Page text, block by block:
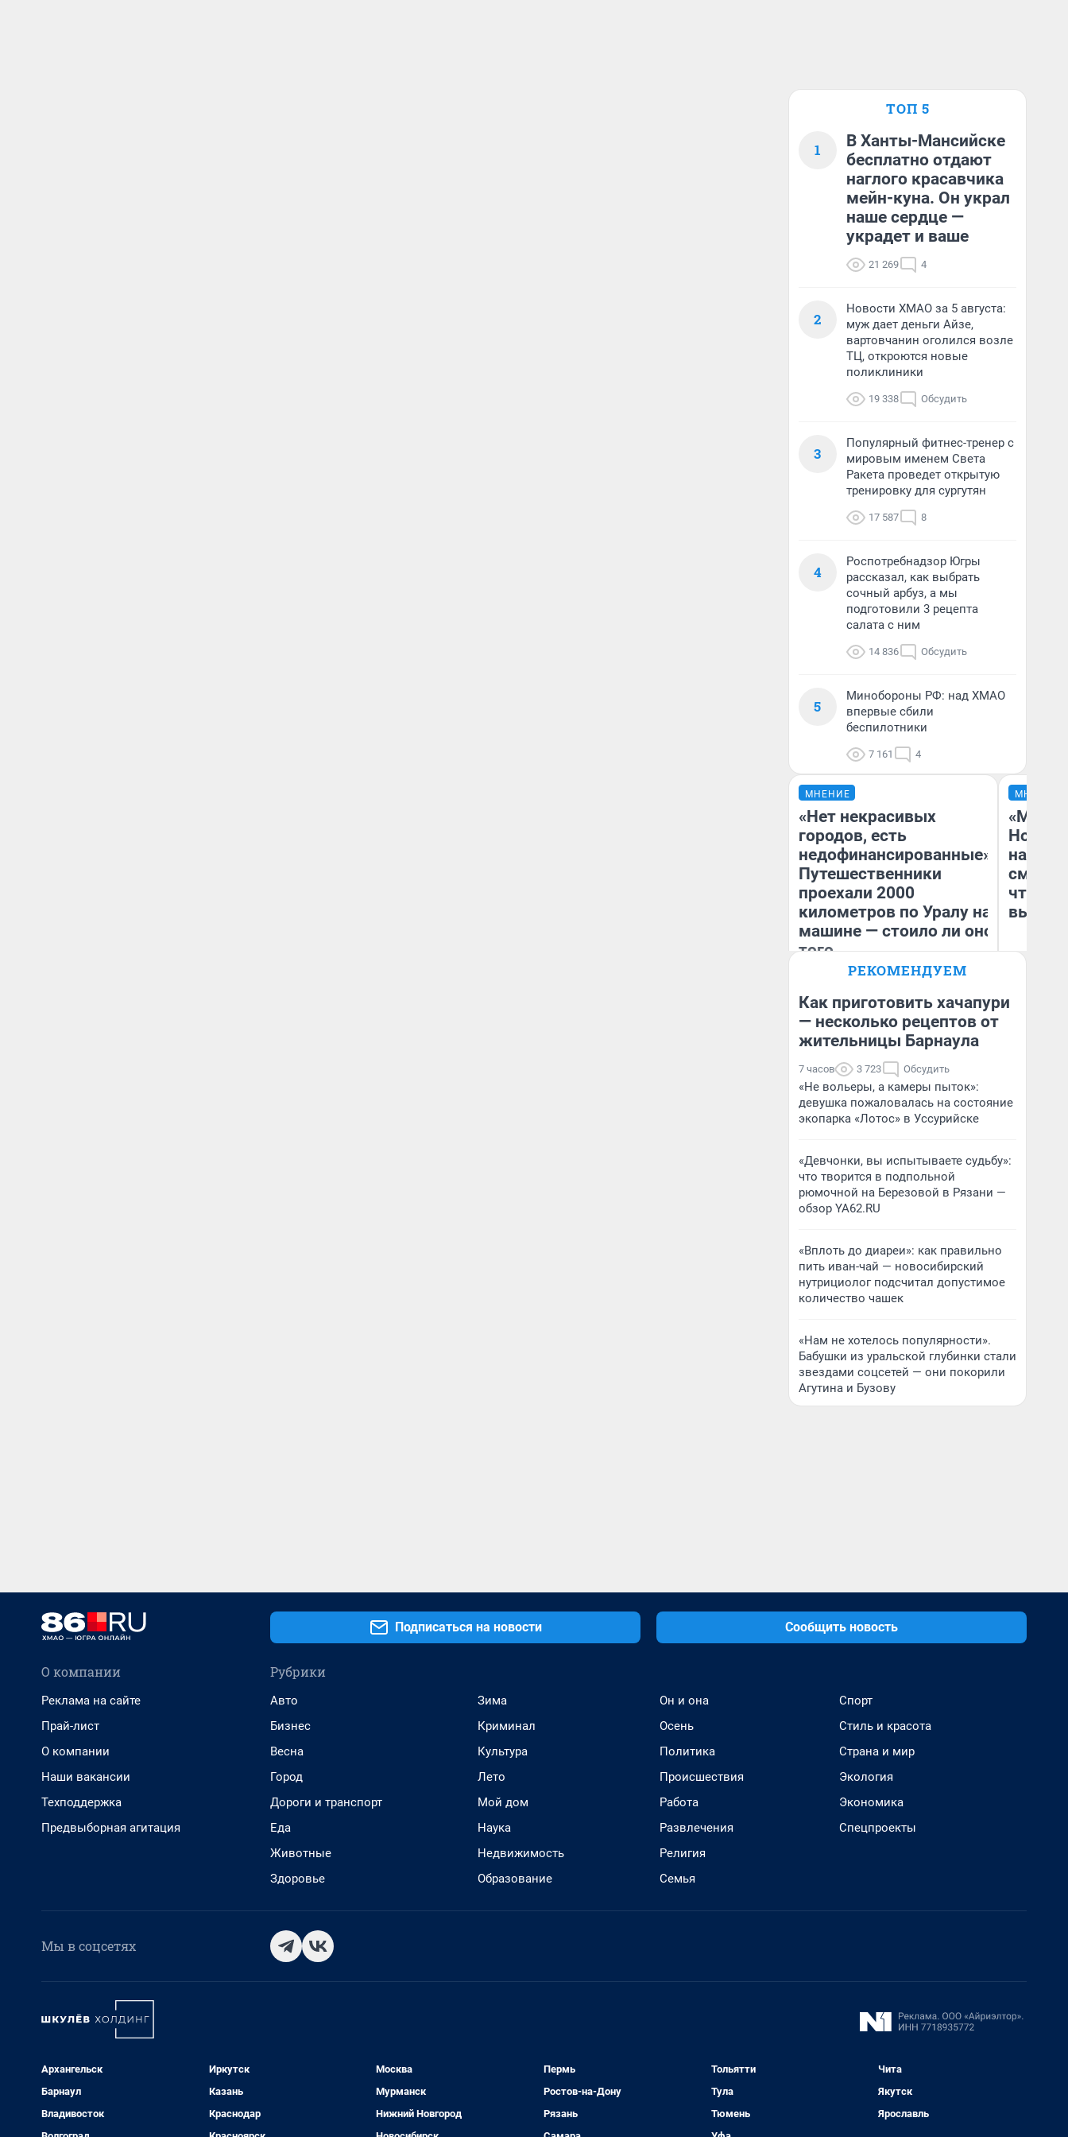
ТОП 5
1
В Ханты-Мансийске
бесплатно отдают
наглого красавчика
мейн-куна. Он украл
наше сердце —
украдет и ваше
21 269 4
2
Новости ХМАО за 5 августа:
муж дает деньги Айзе,
вартовчанин оголился возле
ТЦ, откроются новые
поликлиники
19 338 Обсудить
3
Популярный фитнес-тренер с
мировым именем Света
Ракета проведет открытую
тренировку для сургутян
17 587 8
4
Роспотребнадзор Югры
рассказал, как выбрать
сочный арбуз, а мы
подготовили 3 рецепта
салата с ним
14 836 Обсудить
5
Минобороны РФ: над ХМАО
впервые сбили
беспилотники
7 161 4
МНЕНИЕ
«Нет некрасивых
городов, есть
недофинансированные».
Путешественники
проехали 2000
километров по Уралу на
машине — стоило ли оно
того
Екатерина Литкевич
МНЕНИЕ
«Мы
чтобы
РЕКОМЕНДУЕМ
Как приготовить хачапури
— несколько рецептов от
жительницы Барнаула
7 часов 3 723 Обсудить
«Не вольеры, а камеры пыток»:
девушка пожаловалась на состояние
экопарка «Лотос» в Уссурийске
«Девчонки, вы испытываете судьбу»:
что творится в подпольной
рюмочной на Березовой в Рязани —
обзор YA62.RU
«Вплоть до диареи»: как правильно
пить иван-чай — новосибирский
нутрициолог подсчитал допустимое
количество чашек
«Нам не хотелось популярности».
Бабушки из уральской глубинки стали
звездами соцсетей — они покорили
Агутина и Бузову
Подписаться на новости Сообщить новость
О компании
Реклама на сайте
Прай-лист
О компании
Наши вакансии
Техподдержка
Предвыборная агитация
Рубрики
Авто
Бизнес
Весна
Город
Дороги и транспорт
Еда
Животные
Здоровье
Зима
Криминал
Культура
Лето
Мой дом
Наука
Недвижимость
Образование
Он и она
Осень
Политика
Происшествия
Работа
Развлечения
Религия
Семья
Спорт
Стиль и красота
Страна и мир
Экология
Экономика
Спецпроекты
Мы в соцсетях
Архангельск
Барнаул
Владивосток
Иркутск
Казань
Краснодар
Москва
Мурманск
Нижний Новгород
Пермь
Ростов-на-Дону
Рязань
Тольятти
Тула
Тюмень
Чита
Якутск
Ярославль